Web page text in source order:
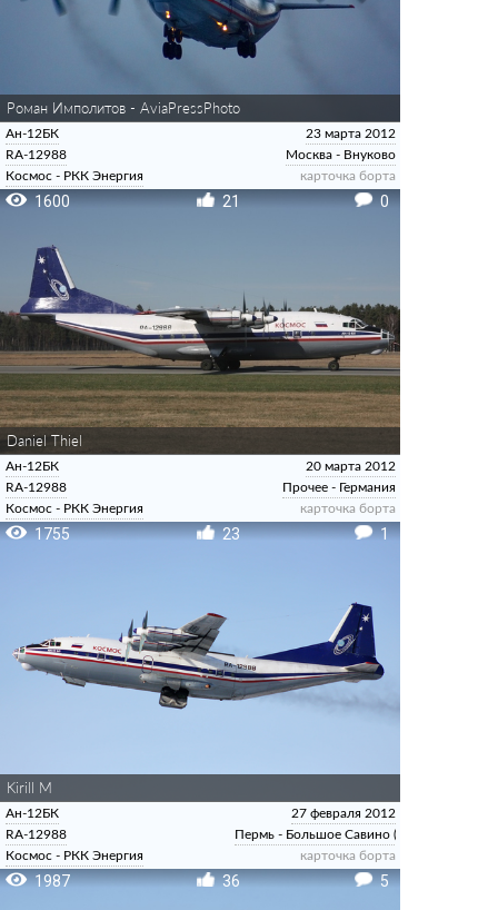
Роман Имполитов - AviaPressPhoto
Ан-12БК
RA-12988
Космос - РКК Энергия
23 марта 2012
Москва - Внуково
карточка борта
1600 21 0
Daniel Thiel
Ан-12БК
RA-12988
Космос - РКК Энергия
20 марта 2012
Прочее - Германия
карточка борта
1755 23 1
Kirill M
Ан-12БК
RA-12988
Космос - РКК Энергия
27 февраля 2012
Пермь - Большое Савино (Сокол)
карточка борта
1987 36 5